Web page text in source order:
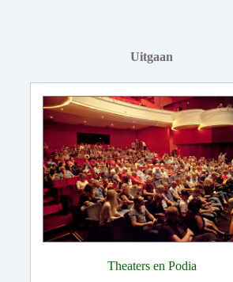
Uitgaan
Theaters en Podia